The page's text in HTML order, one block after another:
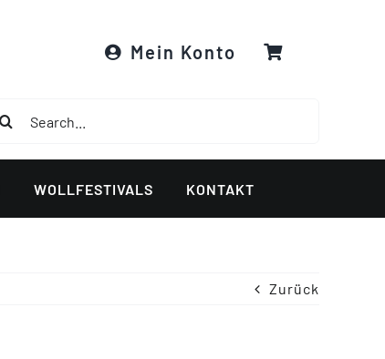
Mein Konto
WOLLFESTIVALS KONTAKT
Zurück